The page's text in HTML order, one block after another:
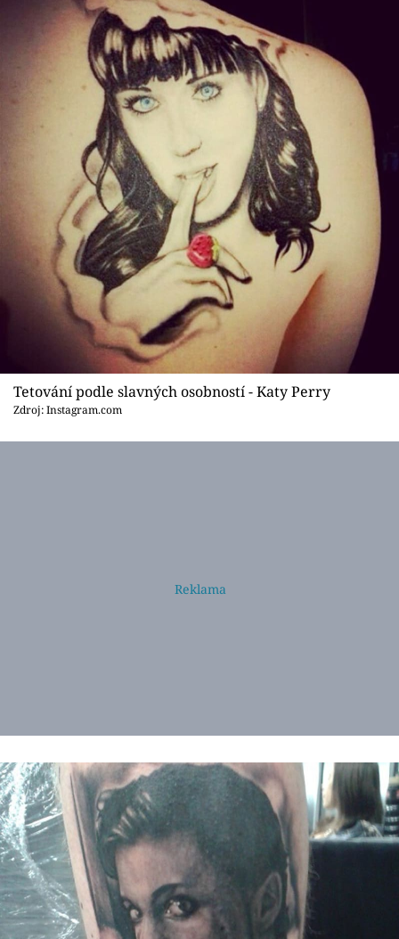
Tetování podle slavných osobností - Katy Perry
Zdroj: Instagram.com